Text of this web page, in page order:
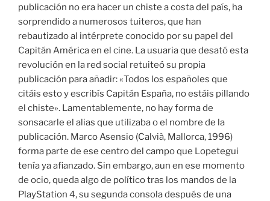
publicación no era hacer un chiste a costa del país, ha
sorprendido a numerosos tuiteros, que han
rebautizado al intérprete conocido por su papel del
Capitán América en el cine. La usuaria que desató esta
revolución en la red social retuiteó su propia
publicación para añadir: «Todos los españoles que
citáis esto y escribís Capitán España, no estáis pillando
el chiste». Lamentablemente, no hay forma de
sonsacarle el alias que utilizaba o el nombre de la
publicación. Marco Asensio (Calvià, Mallorca, 1996)
forma parte de ese centro del campo que Lopetegui
tenía ya afianzado. Sin embargo, aun en ese momento
de ocio, queda algo de político tras los mandos de la
PlayStation 4, su segunda consola después de una